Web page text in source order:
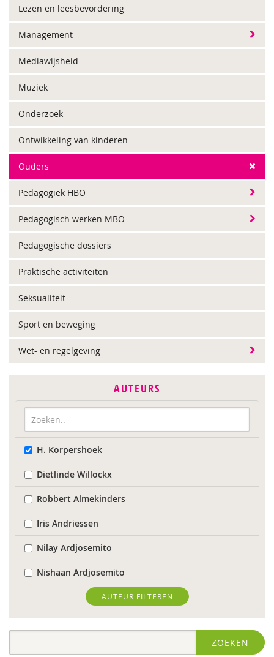
Lezen en leesbevordering
Management
Mediawijsheid
Muziek
Onderzoek
Ontwikkeling van kinderen
Ouders
Pedagogiek HBO
Pedagogisch werken MBO
Pedagogische dossiers
Praktische activiteiten
Seksualiteit
Sport en beweging
Wet- en regelgeving
AUTEURS
H. Korpershoek
Dietlinde Willockx
Robbert Almekinders
Iris Andriessen
Nilay Ardjosemito
Nishaan Ardjosemito
Siela Ardjosemito-Jethoe
Nicole van Asten
AUTEUR FILTEREN
ZOEKEN